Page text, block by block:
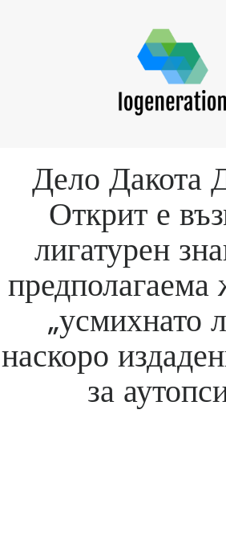
Дело Дакота
Открит е
лигатурен
предполагаема
„усмихнато
наскоро
за